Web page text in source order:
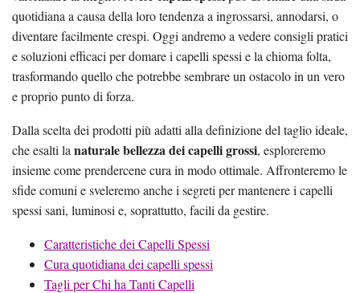
quotidiana a causa della loro tendenza a ingrossarsi, annodarsi, o
diventare facilmente crespi. Oggi andremo a vedere consigli pratici
e soluzioni efficaci per domare i capelli spessi e la chioma folta,
trasformando quello che potrebbe sembrare un ostacolo in un vero
e proprio punto di forza.
Dalla scelta dei prodotti più adatti alla definizione del taglio ideale,
che esalti la naturale bellezza dei capelli grossi, esploreremo
insieme come prendercene cura in modo ottimale. Affronteremo le
sfide comuni e sveleremo anche i segreti per mantenere i capelli
spessi sani, luminosi e, soprattutto, facili da gestire.
Caratteristiche dei Capelli Spessi
Cura quotidiana dei capelli spessi
Tagli per Chi ha Tanti Capelli